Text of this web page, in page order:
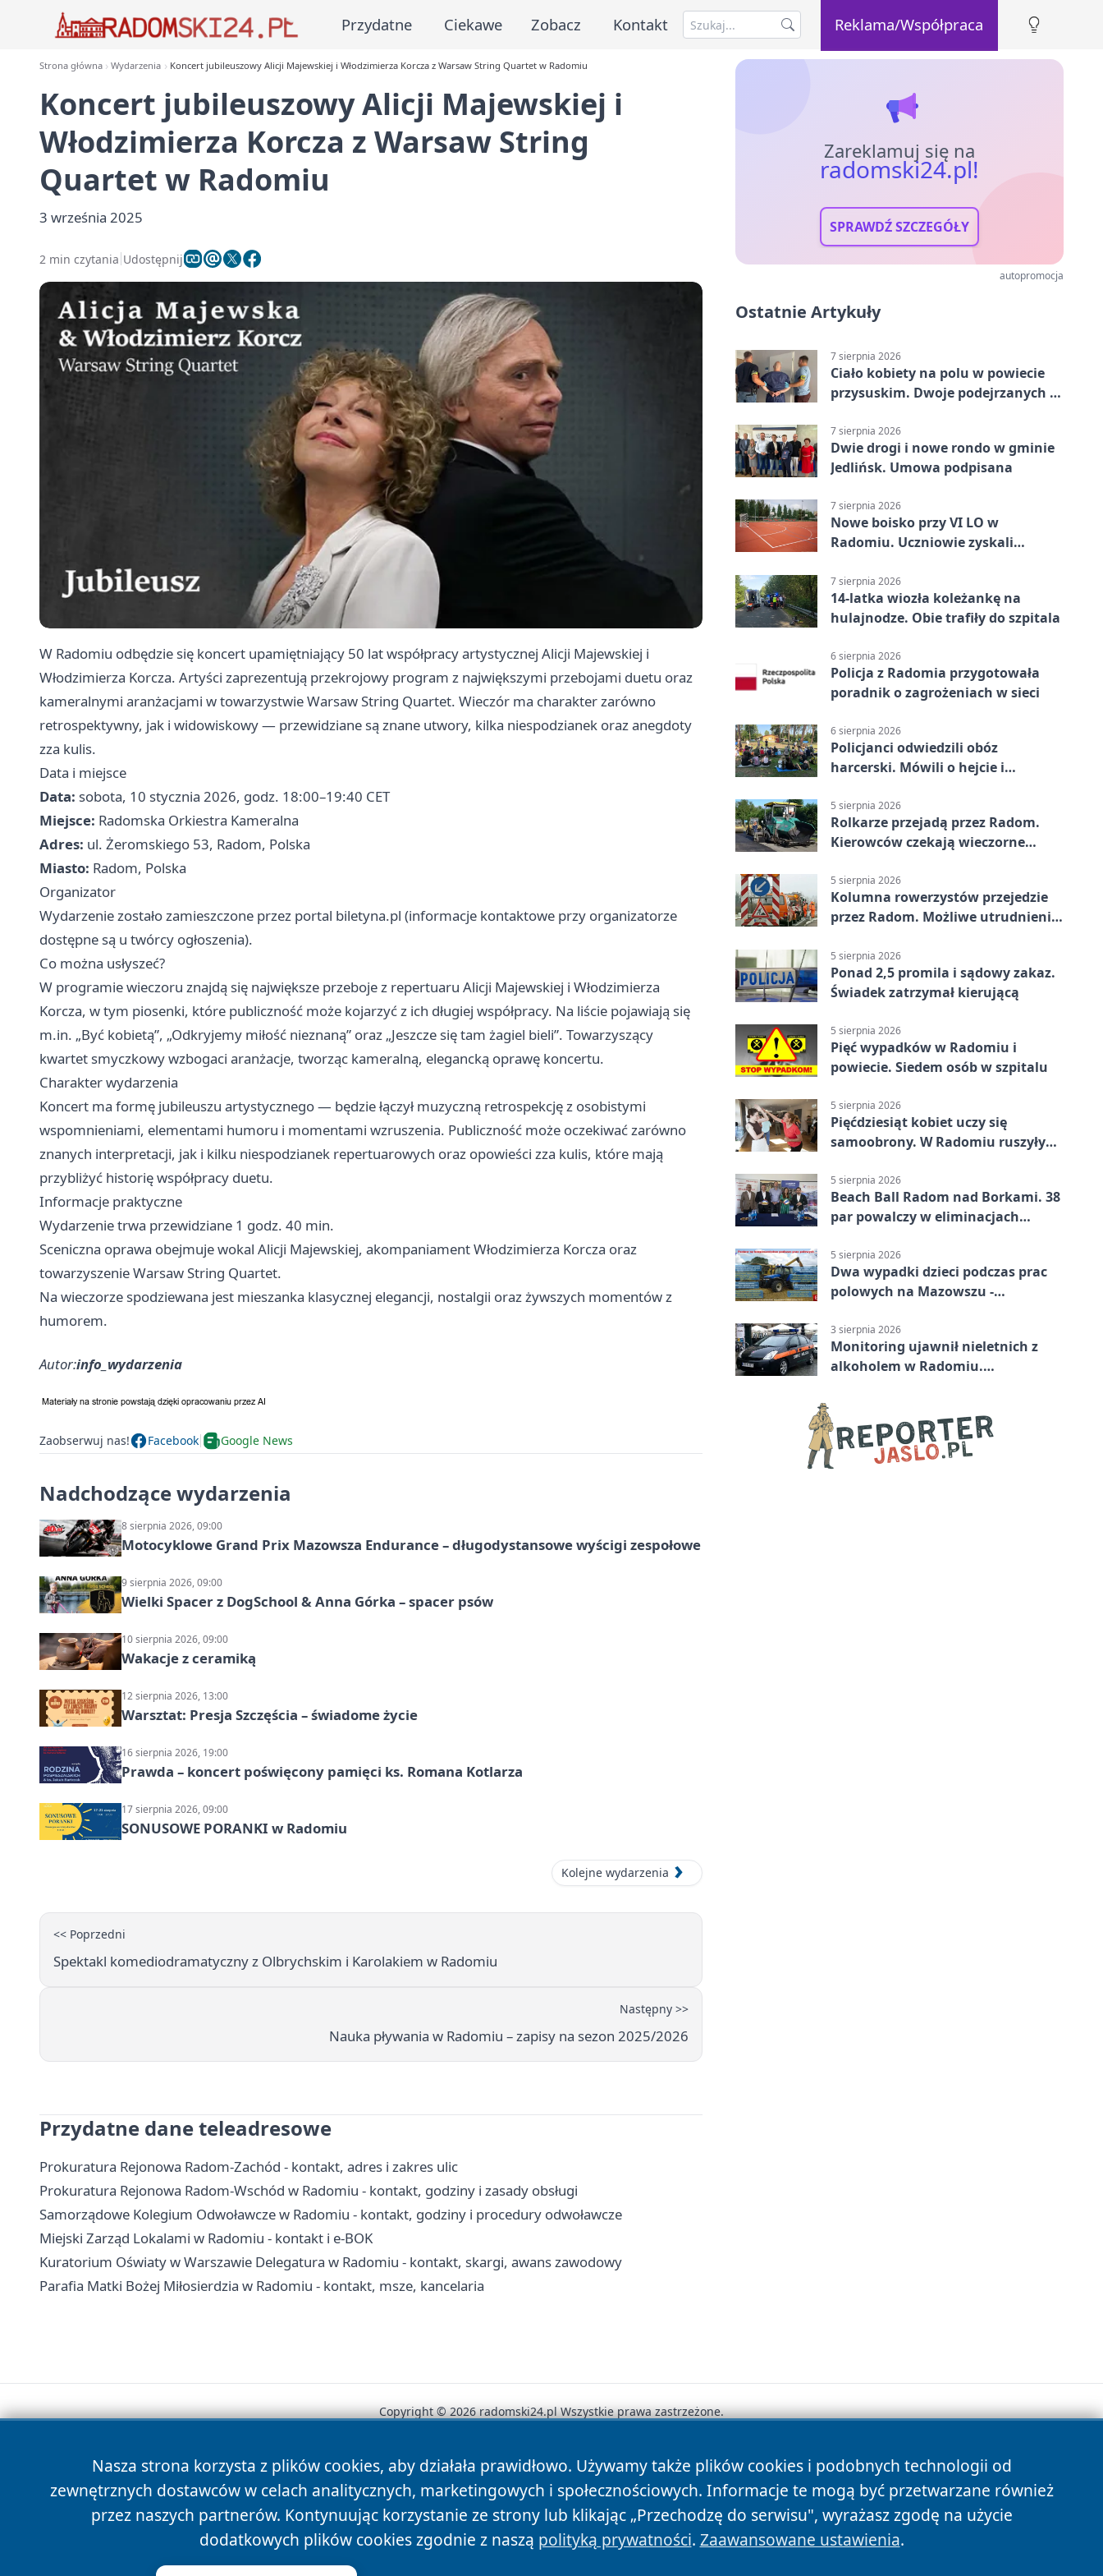
Przydatne Ciekawe Zobacz Kontakt Reklama/Współpraca
Strona główna Wydarzenia Koncert jubileuszowy Alicji Majewskiej i Włodzimierza Korcza z Warsaw String Quartet w Radomiu
Koncert jubileuszowy Alicji Majewskiej i
Włodzimierza Korcza z Warsaw String
Quartet w Radomiu
3 września 2025
2 min czytania Udostępnij
W Radomiu odbędzie się koncert upamiętniający 50 lat współpracy artystycznej Alicji Majewskiej i
Włodzimierza Korcza. Artyści zaprezentują przekrojowy program z największymi przebojami duetu oraz
kameralnymi aranżacjami w towarzystwie Warsaw String Quartet. Wieczór ma charakter zarówno
retrospektywny, jak i widowiskowy — przewidziane są znane utwory, kilka niespodzianek oraz anegdoty
zza kulis.
Data i miejsce
Data: sobota, 10 stycznia 2026, godz. 18:00–19:40 CET
Miejsce: Radomska Orkiestra Kameralna
Adres: ul. Żeromskiego 53, Radom, Polska
Miasto: Radom, Polska
Organizator
Wydarzenie zostało zamieszczone przez portal biletyna.pl (informacje kontaktowe przy organizatorze
dostępne są u twórcy ogłoszenia).
Co można usłyszeć?
W programie wieczoru znajdą się największe przeboje z repertuaru Alicji Majewskiej i Włodzimierza
Korcza, w tym piosenki, które publiczność może kojarzyć z ich długiej współpracy. Na liście pojawiają się
m.in. „Być kobietą”, „Odkryjemy miłość nieznaną” oraz „Jeszcze się tam żagiel bieli”. Towarzyszący
kwartet smyczkowy wzbogaci aranżacje, tworząc kameralną, elegancką oprawę koncertu.
Charakter wydarzenia
Koncert ma formę jubileuszu artystycznego — będzie łączył muzyczną retrospekcję z osobistymi
wspomnieniami, elementami humoru i momentami wzruszenia. Publiczność może oczekiwać zarówno
znanych interpretacji, jak i kilku niespodzianek repertuarowych oraz opowieści zza kulis, które mają
przybliżyć historię współpracy duetu.
Informacje praktyczne
Wydarzenie trwa przewidziane 1 godz. 40 min.
Sceniczna oprawa obejmuje wokal Alicji Majewskiej, akompaniament Włodzimierza Korcza oraz
towarzyszenie Warsaw String Quartet.
Na wieczorze spodziewana jest mieszanka klasycznej elegancji, nostalgii oraz żywszych momentów z
humorem.
Autor:info_wydarzenia
Zaobserwuj nas! Facebook Google News
Nadchodzące wydarzenia
8 sierpnia 2026, 09:00
Motocyklowe Grand Prix Mazowsza Endurance – długodystansowe wyścigi zespołowe
9 sierpnia 2026, 09:00
Wielki Spacer z DogSchool & Anna Górka – spacer psów
10 sierpnia 2026, 09:00
Wakacje z ceramiką
12 sierpnia 2026, 13:00
Warsztat: Presja Szczęścia – świadome życie
16 sierpnia 2026, 19:00
Prawda – koncert poświęcony pamięci ks. Romana Kotlarza
17 sierpnia 2026, 09:00
SONUSOWE PORANKI w Radomiu
Kolejne wydarzenia
<< Poprzedni
Spektakl komediodramatyczny z Olbrychskim i Karolakiem w Radomiu
Następny >>
Nauka pływania w Radomiu – zapisy na sezon 2025/2026
Przydatne dane teleadresowe
Prokuratura Rejonowa Radom-Zachód - kontakt, adres i zakres ulic
Prokuratura Rejonowa Radom-Wschód w Radomiu - kontakt, godziny i zasady obsługi
Samorządowe Kolegium Odwoławcze w Radomiu - kontakt, godziny i procedury odwoławcze
Miejski Zarząd Lokalami w Radomiu - kontakt i e-BOK
Kuratorium Oświaty w Warszawie Delegatura w Radomiu - kontakt, skargi, awans zawodowy
Parafia Matki Bożej Miłosierdzia w Radomiu - kontakt, msze, kancelaria
Zareklamuj się na
radomski24.pl!
SPRAWDŹ SZCZEGÓŁY
autopromocja
Ostatnie Artykuły
7 sierpnia 2026
Ciało kobiety na polu w powiecie
przysuskim. Dwoje podejrzanych w
7 sierpnia 2026
Dwie drogi i nowe rondo w gminie
Jedlińsk. Umowa podpisana
7 sierpnia 2026
Nowe boisko przy VI LO w
Radomiu. Uczniowie zyskali
7 sierpnia 2026
14-latka wiozła koleżankę na
hulajnodze. Obie trafiły do szpitala
6 sierpnia 2026
Policja z Radomia przygotowała
poradnik o zagrożeniach w sieci
6 sierpnia 2026
Policjanci odwiedzili obóz
harcerski. Mówili o hejcie i
5 sierpnia 2026
Rolkarze przejadą przez Radom.
Kierowców czekają wieczorne
5 sierpnia 2026
Kolumna rowerzystów przejedzie
przez Radom. Możliwe utrudnienia
5 sierpnia 2026
Ponad 2,5 promila i sądowy zakaz.
Świadek zatrzymał kierującą
5 sierpnia 2026
Pięć wypadków w Radomiu i
powiecie. Siedem osób w szpitalu
5 sierpnia 2026
Pięćdziesiąt kobiet uczy się
samoobrony. W Radomiu ruszyły
5 sierpnia 2026
Beach Ball Radom nad Borkami. 38
par powalczy w eliminacjach
5 sierpnia 2026
Dwa wypadki dzieci podczas prac
polowych na Mazowszu -
3 sierpnia 2026
Monitoring ujawnił nieletnich z
alkoholem w Radomiu.
Nasza strona korzysta z plików cookies, aby działała prawidłowo. Używamy także plików cookies i podobnych technologii od
zewnętrznych dostawców w celach analitycznych, marketingowych i społecznościowych. Informacje te mogą być przetwarzane również
przez naszych partnerów. Kontynuując korzystanie ze strony lub klikając „Przechodzę do serwisu", wyrażasz zgodę na użycie
dodatkowych plików cookies zgodnie z naszą polityką prywatności. Zaawansowane ustawienia.
Copyright © 2026 radomski24.pl Wszystkie prawa zastrzeżone.
News Autorzy Polityka Prywatności Polityka Cookies